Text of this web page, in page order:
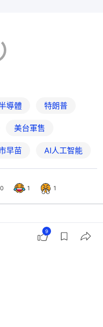
導體 特朗普
美台軍售
早苗 AI人工智能
0 1 1
留台灣 專家：
9